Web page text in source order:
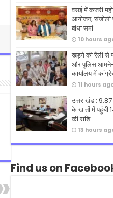
वसई में कजरी
आयोजन, संजोली
बांधा समां
10 hours
खड़गे की रैली से
और पुलिस
कार्यालय में
11 hours
उत्तराखंड : 9.87
के खातों में पहुंची
की राशि
13 hours
Find us on